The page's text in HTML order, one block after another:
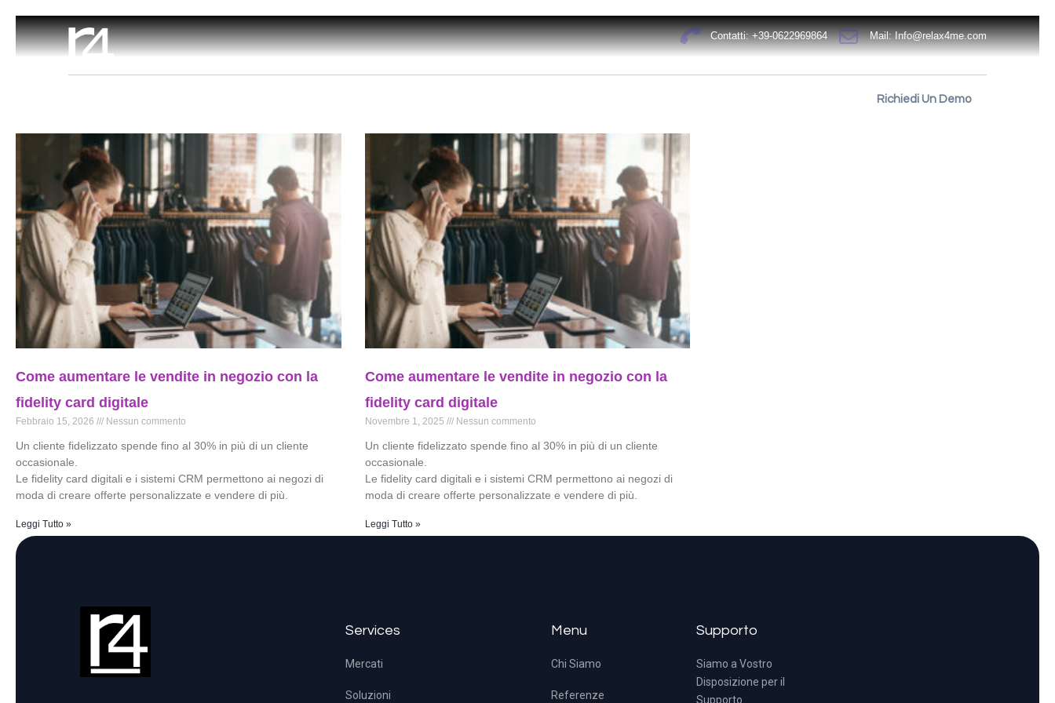
Contatti: +39-0622969864 Mail:Info@relax4me.com
Richiedi Un Demo
Come aumentare le vendite in negozio con la
fidelity card digitale
Febbraio 15, 2026 Nessun commento
Un cliente fidelizzato spende fino al 30% in più di un cliente
occasionale.
Le fidelity card digitali e i sistemi CRM permettono ai negozi di
moda di creare offerte personalizzate e vendere di più.
Leggi Tutto »
Come aumentare le vendite in negozio con la
fidelity card digitale
Novembre 1, 2025 Nessun commento
Un cliente fidelizzato spende fino al 30% in più di un cliente
occasionale.
Le fidelity card digitali e i sistemi CRM permettono ai negozi di
moda di creare offerte personalizzate e vendere di più.
Leggi Tutto »
Services
Mercati
Soluzioni
Menu
Chi Siamo
Referenze
Supporto
Siamo a Vostro
Disposizione per il
Supporto